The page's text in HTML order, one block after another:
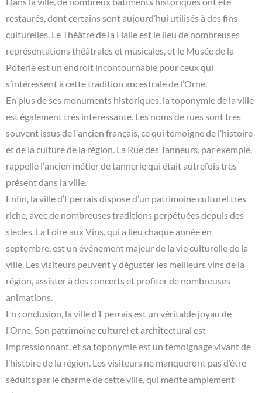
restaurés, dont certains sont aujourd’hui utilisés à des fins
culturelles. Le Théâtre de la Halle est le lieu de nombreuses
représentations théâtrales et musicales, et le Musée de la
Poterie est un endroit incontournable pour ceux qui
s’intéressent à cette tradition ancestrale de l’Orne.
En plus de ses monuments historiques, la toponymie de la ville
est également très intéressante. Les noms de rues sont très
souvent issus de l’ancien français, ce qui témoigne de l’histoire
et de la culture de la région. La Rue des Tanneurs, par exemple,
rappelle l’ancien métier de tannerie qui était autrefois très
présent dans la ville.
Enfin, la ville d’Eperrais dispose d’un patrimoine culturel très
riche, avec de nombreuses traditions perpétuées depuis des
siècles. La Foire aux Vins, qui a lieu chaque année en
septembre, est un événement majeur de la vie culturelle de la
ville. Les visiteurs peuvent y déguster les meilleurs vins de la
région, assister à des concerts et profiter de nombreuses
animations.
En conclusion, la ville d’Eperrais est un véritable joyau de
l’Orne. Son patrimoine culturel et architectural est
impressionnant, et sa toponymie est un témoignage vivant de
l’histoire de la région. Les visiteurs ne manqueront pas d’être
séduits par le charme de cette ville, qui mérite amplement